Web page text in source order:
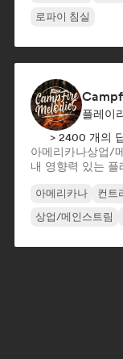
로파이 침실
플레이
> 2400 개의
아메리카나상업/
내 영향력 있는
아메리카나 컨트
상업/메인스트림